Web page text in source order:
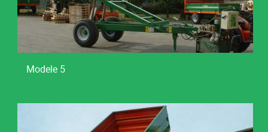
Modele 5